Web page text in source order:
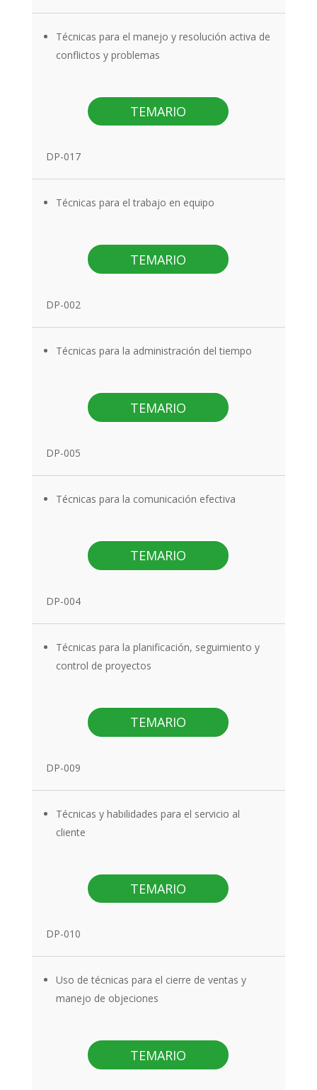
Técnicas para el manejo y resolución activa de
conflictos y problemas
TEMARIO
DP-017
Técnicas para el trabajo en equipo
TEMARIO
DP-002
Técnicas para la administración del tiempo
TEMARIO
DP-005
Técnicas para la comunicación efectiva
TEMARIO
DP-004
Técnicas para la planificación, seguimiento y
control de proyectos
TEMARIO
DP-009
Técnicas y habilidades para el servicio al
cliente
TEMARIO
DP-010
Uso de técnicas para el cierre de ventas y
manejo de objeciones
TEMARIO